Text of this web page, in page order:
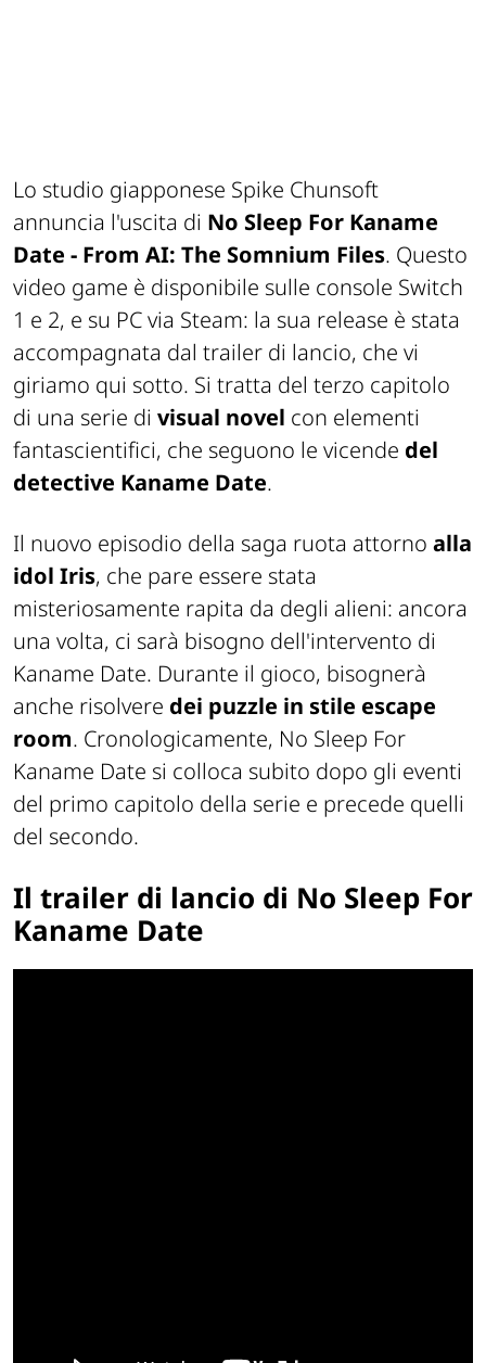
Lo studio giapponese Spike Chunsoft
annuncia l'uscita di No Sleep For Kaname
Date - From AI: The Somnium Files. Questo
video game è disponibile sulle console Switch
1 e 2, e su PC via Steam: la sua release è stata
accompagnata dal trailer di lancio, che vi
giriamo qui sotto. Si tratta del terzo capitolo
di una serie di visual novel con elementi
fantascientifici, che seguono le vicende del
detective Kaname Date.
Il nuovo episodio della saga ruota attorno alla
idol Iris, che pare essere stata
misteriosamente rapita da degli alieni: ancora
una volta, ci sarà bisogno dell'intervento di
Kaname Date. Durante il gioco, bisognerà
anche risolvere dei puzzle in stile escape
room. Cronologicamente, No Sleep For
Kaname Date si colloca subito dopo gli eventi
del primo capitolo della serie e precede quelli
del secondo.
Il trailer di lancio di No Sleep For
Kaname Date